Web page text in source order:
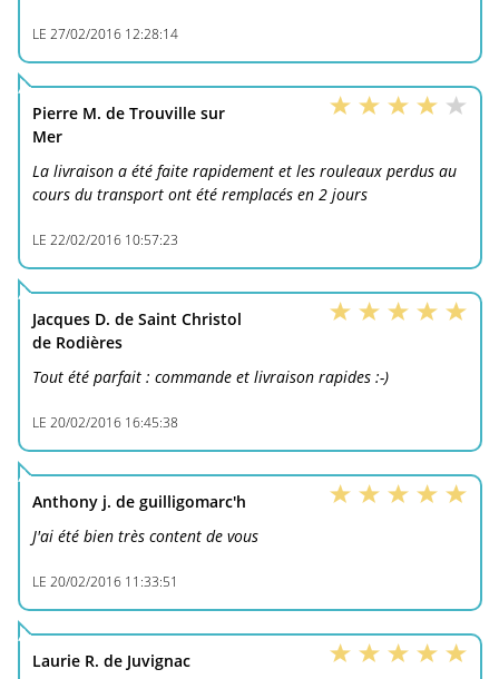
LE 27/02/2016 12:28:14
Pierre M. de Trouville sur
Mer
La livraison a été faite rapidement et les rouleaux perdus au
cours du transport ont été remplacés en 2 jours
LE 22/02/2016 10:57:23
Jacques D. de Saint Christol
de Rodières
Tout été parfait : commande et livraison rapides :-)
LE 20/02/2016 16:45:38
Anthony j. de guilligomarc'h
J'ai été bien très content de vous
LE 20/02/2016 11:33:51
Laurie R. de Juvignac